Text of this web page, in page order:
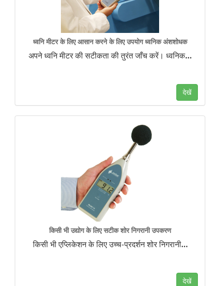
ध्वनि मीटर के लिए आसान करने के लिए उपयोग ध्वनिक अंशशोधक
अपने ध्वनि मीटर की सटीकता की तुरंत जाँच करें। ध्वनिक…
देखें
किसी भी उद्योग के लिए सटीक शोर निगरानी उपकरण
किसी भी एप्लिकेशन के लिए उच्च-प्रदर्शन शोर निगरानी…
देखें